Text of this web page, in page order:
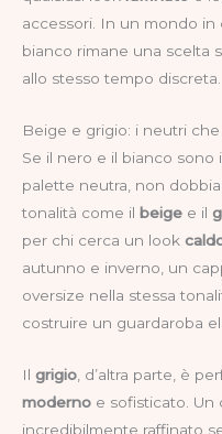
accessori. In un mondo in
bianco rimane una scelta
allo stesso tempo discreta.
Beige e grigio: i neutri
Se il nero e il bianco sono
palette neutra, non
tonalità come il beige e il
per chi cerca un look
autunno e inverno, un
oversize nella stessa
costruire un guardaroba
Il grigio , d’altra parte, è
moderno e sofisticato.
incredibilmente raffinato